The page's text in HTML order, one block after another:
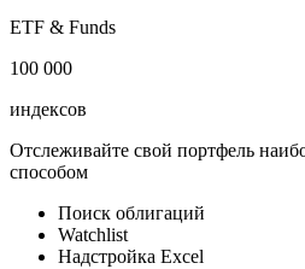
ETF & Funds
100 000
индексов
Отслеживайте свой портфель
способом
Поиск облигаций
Watchlist
Надстройка Excel